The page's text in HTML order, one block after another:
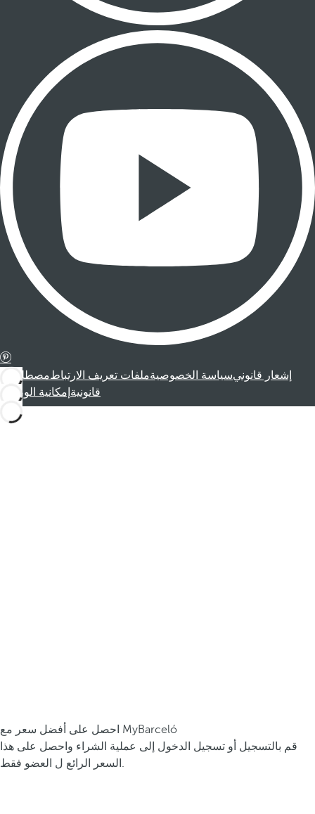
إشعار قانونيسياسة الخصوصيةملفات تعريف الارتباطمصطلحات
قانونية إمكانية الوصول
احصل على أفضل سعر مع MyBarceló
قم بالتسجيل أو تسجيل الدخول إلى عملية الشراء واحصل على هذا
السعر الرائع ل العضو فقط.